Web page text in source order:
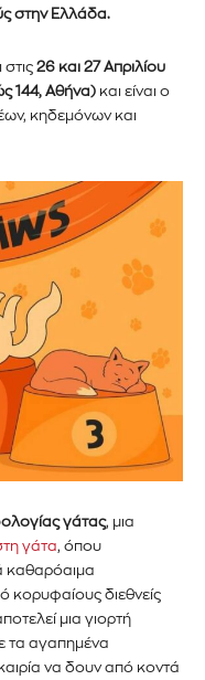
στην Ελλάδα.
στις 26 και 27 Απριλίου
144, Αθήνα) και είναι ο
κηδεμόνων και
γάτας, μια
γάτα, όπου
καθαρόαιμα
κορυφαίους διεθνείς
μια γιορτή
τα αγαπημένα
να δουν από κοντά